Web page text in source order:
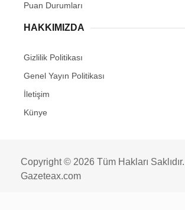
Puan Durumları
HAKKIMIZDA
Gizlilik Politikası
Genel Yayın Politikası
İletişim
Künye
Copyright © 2026 Tüm Hakları Saklıdır. |
Gazeteax.com